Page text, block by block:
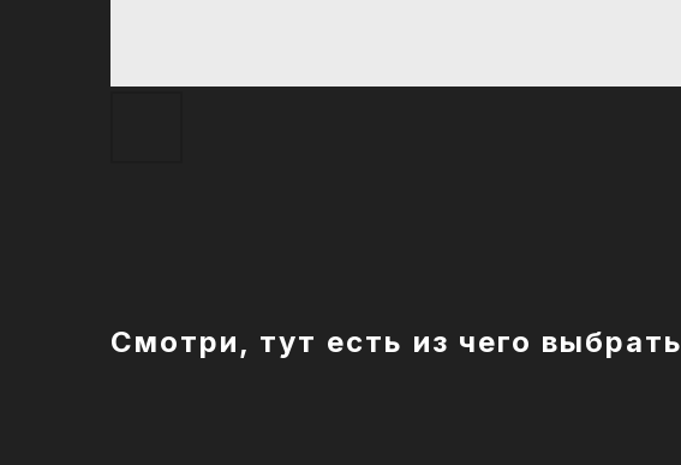
Смотри, тут есть из чего выбрать